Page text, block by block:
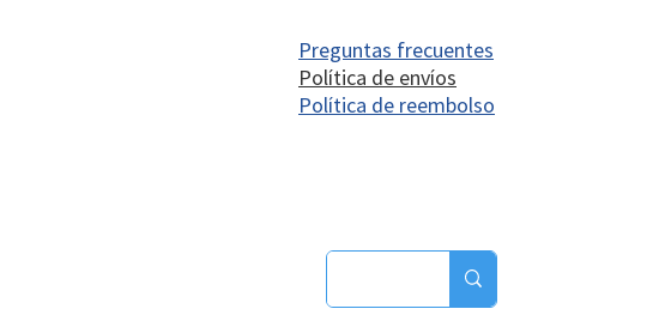
Preguntas frecuentes
Política de envíos
Política de reembolso